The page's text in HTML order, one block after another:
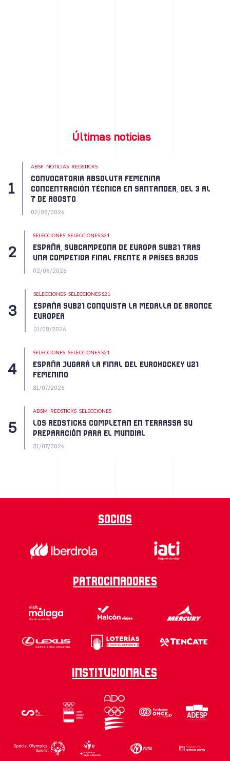
Últimas noticias
ABSF NOTICIAS REDSTICKS
CONVOCATORIA ABSOLUTA FEMENINA
CONCENTRACIÓN TÉCNICA EN SANTANDER, DEL 3 AL
7 DE AGOSTO
02/08/2026
SELECCIONES SELECCIONES S21
ESPAÑA, SUBCAMPEONA DE EUROPA SUB21 TRAS
UNA COMPETIDA FINAL FRENTE A PAÍSES BAJOS
02/08/2026
SELECCIONES SELECCIONES S21
ESPAÑA SUB21 CONQUISTA LA MEDALLA DE BRONCE
EUROPEA
01/08/2026
SELECCIONES SELECCIONES S21
ESPAÑA JUGARÁ LA FINAL DEL EUROHOCKEY U21
FEMENINO
31/07/2026
ABSM REDSTICKS SELECCIONES
LOS REDSTICKS COMPLETAN EN TERRASSA SU
PREPARACIÓN PARA EL MUNDIAL
31/07/2026
Socios
Patrocinadores
Institucionales